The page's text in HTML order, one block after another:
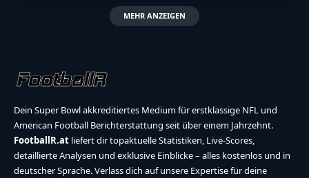
MEHR ANZEIGEN
Dein Super Bowl akkreditiertes Medium für erstklassige NFL und
American Football Berichterstattung seit über einem Jahrzehnt.
FootballR.at liefert dir topaktuelle Statistiken, Live-Scores,
detaillierte Analysen und exklusive Einblicke – alles kostenlos und in
deutscher Sprache. Verlass dich auf unsere Expertise für deine